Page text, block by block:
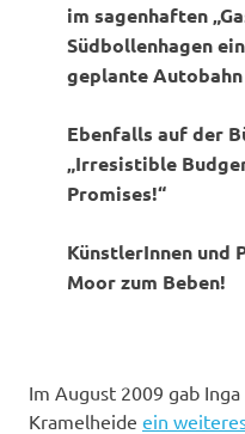
im sagenhaften
Südbollenhagen
geplante Autobahn
Ebenfalls auf der
„Irresistible
Promises!“
KünstlerInnen und
Moor zum Beben!
Im August 2009 gab
Kramelheide ein